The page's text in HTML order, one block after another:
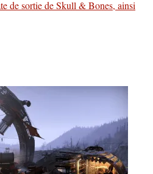
de sortie de Skull & Bones, ainsi